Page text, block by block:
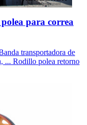
para correa
transportadora de
... Rodillo polea retorno